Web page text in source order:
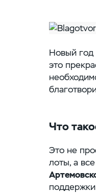
Новый год
это
Что
Это не
лоты, а